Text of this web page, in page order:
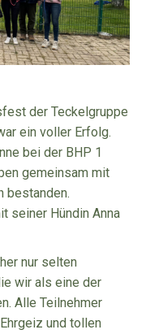
der Teckelgruppe
ein voller Erfolg.
bei der BHP 1
gemeinsam mit
bestanden.
seiner Hündin Anna
nur selten
wir als eine der
Alle Teilnehmer
und tollen